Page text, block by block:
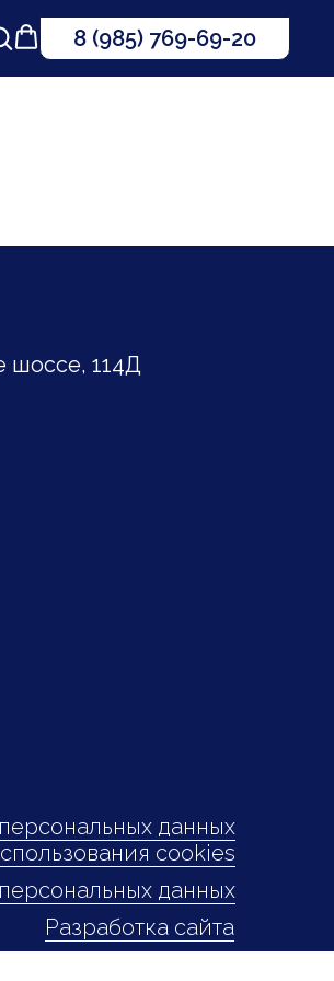
8 (985) 769-69-20
шоссе, 114Д
данных
данных
cookies
Разработка сайта